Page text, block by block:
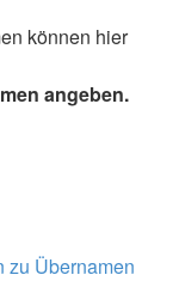
können hier
angeben.
zu Übernamen